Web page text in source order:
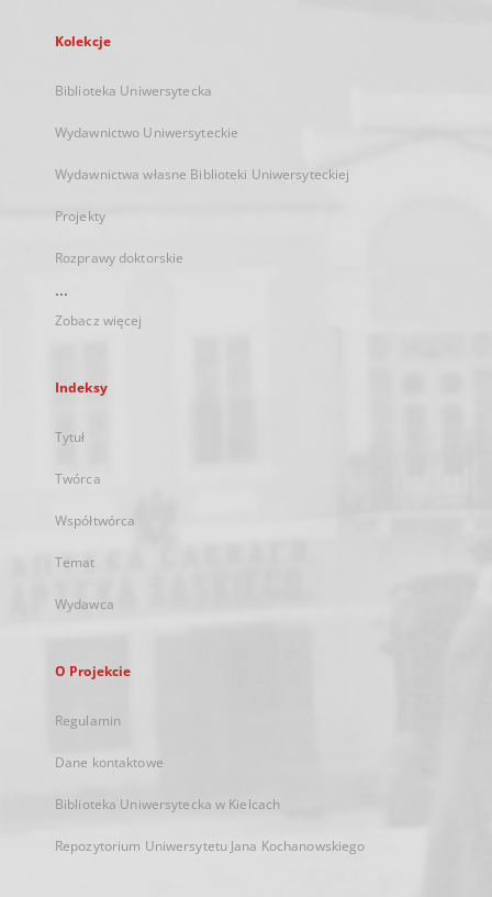
Kolekcje
Biblioteka Uniwersytecka
Wydawnictwo Uniwersyteckie
Wydawnictwa własne Biblioteki Uniwersyteckiej
Projekty
Rozprawy doktorskie
...
Zobacz więcej
Indeksy
Tytuł
Twórca
Współtwórca
Temat
Wydawca
O Projekcie
Regulamin
Dane kontaktowe
Biblioteka Uniwersytecka w Kielcach
Repozytorium Uniwersytetu Jana Kochanowskiego